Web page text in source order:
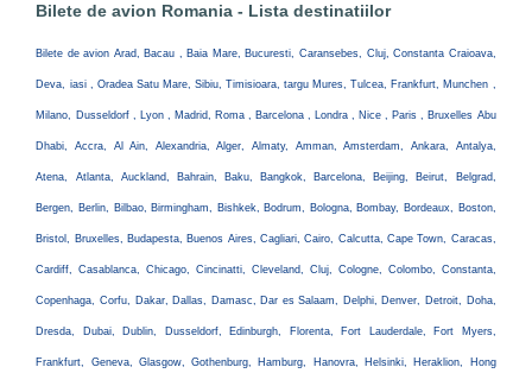
Bilete de avion Romania - Lista destinatiilor
Bilete de avion Arad, Bacau , Baia Mare, Bucuresti, Caransebes, Cluj, Constanta Craioava,
Deva, iasi , Oradea Satu Mare, Sibiu, Timisioara, targu Mures, Tulcea, Frankfurt, Munchen ,
Milano, Dusseldorf , Lyon , Madrid, Roma , Barcelona , Londra , Nice , Paris , Bruxelles Abu
Dhabi, Accra, Al Ain, Alexandria, Alger, Almaty, Amman, Amsterdam, Ankara, Antalya,
Atena, Atlanta, Auckland, Bahrain, Baku, Bangkok, Barcelona, Beijing, Beirut, Belgrad,
Bergen, Berlin, Bilbao, Birmingham, Bishkek, Bodrum, Bologna, Bombay, Bordeaux, Boston,
Bristol, Bruxelles, Budapesta, Buenos Aires, Cagliari, Cairo, Calcutta, Cape Town, Caracas,
Cardiff, Casablanca, Chicago, Cincinatti, Cleveland, Cluj, Cologne, Colombo, Constanta,
Copenhaga, Corfu, Dakar, Dallas, Damasc, Dar es Salaam, Delphi, Denver, Detroit, Doha,
Dresda, Dubai, Dublin, Dusseldorf, Edinburgh, Florenta, Fort Lauderdale, Fort Myers,
Frankfurt, Geneva, Glasgow, Gothenburg, Hamburg, Hanovra, Helsinki, Heraklion, Hong